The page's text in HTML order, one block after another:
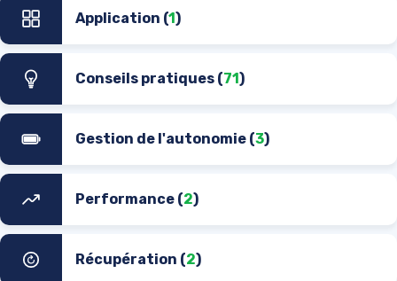
Application (1)
Conseils pratiques (71)
Gestion de l'autonomie (3)
Performance (2)
Récupération (2)